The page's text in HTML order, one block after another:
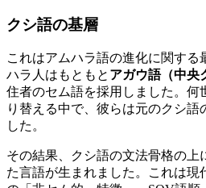
クシ語の基層
これはアムハラ語の進化に関する
ハラ人はもともと アガウ語（中央
住者のセム語を採用しました。何
り替える中で、彼らは元のクシ語
した。
その結果、クシ語の文法骨格の上
た言語が生まれました。これは現